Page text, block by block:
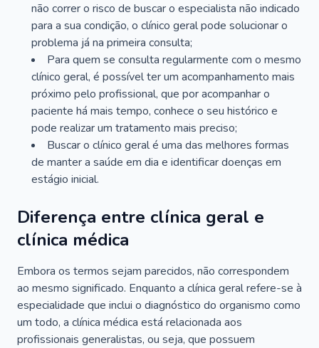
não correr o risco de buscar o especialista não indicado
para a sua condição, o clínico geral pode solucionar o
problema já na primeira consulta;
Para quem se consulta regularmente com o mesmo
clínico geral, é possível ter um acompanhamento mais
próximo pelo profissional, que por acompanhar o
paciente há mais tempo, conhece o seu histórico e
pode realizar um tratamento mais preciso;
Buscar o clínico geral é uma das melhores formas
de manter a saúde em dia e identificar doenças em
estágio inicial.
Diferença entre clínica geral e
clínica médica
Embora os termos sejam parecidos, não correspondem
ao mesmo significado. Enquanto a clínica geral refere-se à
especialidade que inclui o diagnóstico do organismo como
um todo, a clínica médica está relacionada aos
profissionais generalistas, ou seja, que possuem